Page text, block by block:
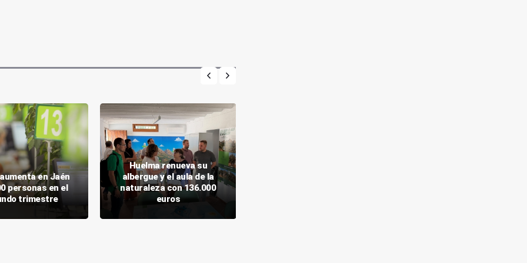
en Jaén
personas en el
trimestre
Huelma renueva su
albergue y el aula de la
naturaleza con 136.000
euros